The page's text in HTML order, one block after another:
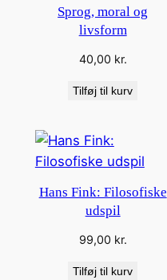
Sprog, moral og
livsform
40,00 kr.
Tilføj til kurv
Hans Fink: Filosofiske
udspil
99,00 kr.
Tilføj til kurv